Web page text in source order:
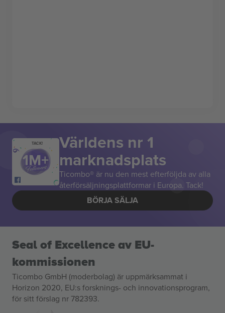
TACK! Världens nr 1
marknadsplats
Ticombo® är nu den mest efterföljda av alla
återförsäljningsplattformar i Europa. Tack!
BÖRJA SÄLJA
Seal of Excellence av EU-
kommissionen
Ticombo GmbH (moderbolag) är uppmärksammat i
Horizon 2020, EU:s forsknings- och innovationsprogram,
för sitt förslag nr 782393.